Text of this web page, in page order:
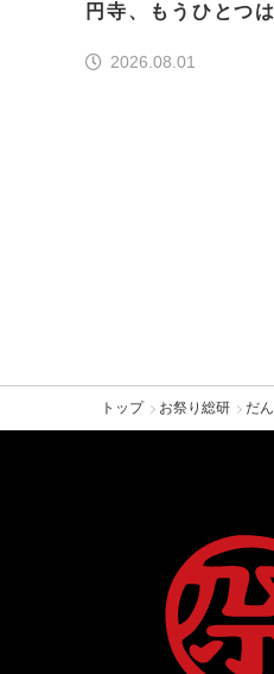
円寺、もうひとつ
2026.08.01
トップ お祭り総研 だ